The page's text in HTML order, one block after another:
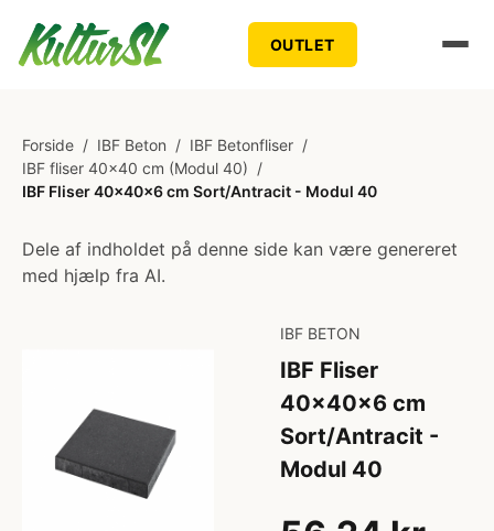
OUTLET
Forside / IBF Beton / IBF Betonfliser /
IBF fliser 40x40 cm (Modul 40) /
IBF Fliser 40x40x6 cm Sort/Antracit - Modul 40
Dele af indholdet på denne side kan være genereret
med hjælp fra AI.
IBF BETON
IBF Fliser
40x40x6 cm
Sort/Antracit -
Modul 40